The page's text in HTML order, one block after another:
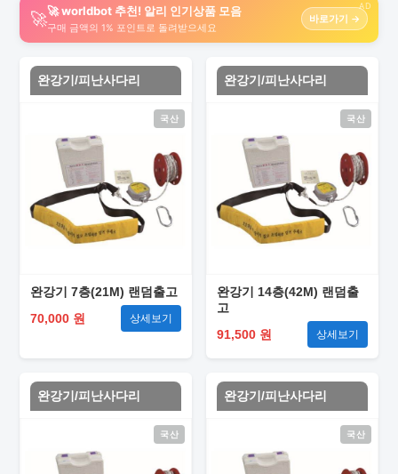
AD
🚀🚀 worldbot 추천! 알리 인기상품 모음
구매 금액의 1% 포인트로 돌려받으세요
바로가기 →
완강기/피난사다리
국산
완강기 7층(21M) 랜덤출고
70,000 원
상세보기
완강기/피난사다리
국산
완강기 14층(42M) 랜덤출
고
91,500 원
상세보기
완강기/피난사다리
국산
완강기/피난사다리
국산